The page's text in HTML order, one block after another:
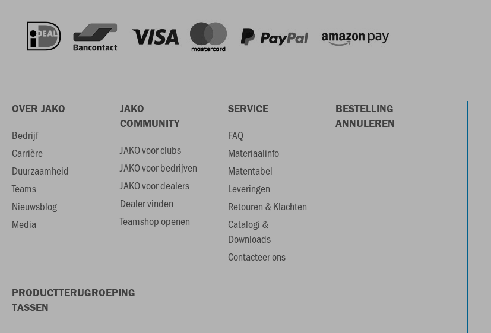
OVER JAKO
Bedrijf
Carrière
Duurzaamheid
Teams
Nieuwsblog
Media
JAKO
COMMUNITY
JAKO voor clubs
JAKO voor bedrijven
JAKO voor dealers
Dealer vinden
Teamshop openen
SERVICE
FAQ
Materiaalinfo
Matentabel
Leveringen
Retouren & Klachten
Catalogi &
Downloads
Contacteer ons
BESTELLING
ANNULEREN
PRODUCTTERUGROEPING
TASSEN